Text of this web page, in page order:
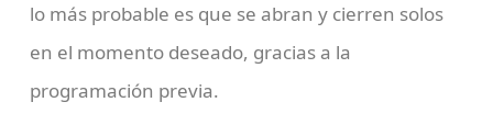
lo más probable es que se abran y cierren solos
en el momento deseado, gracias a la
programación previa.